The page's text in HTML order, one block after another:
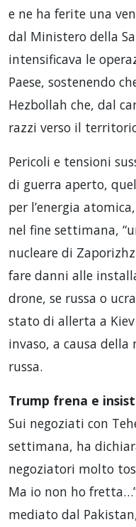
e ne ha ferite una
dal Ministero della
intensificava le
Paese, sostenendo
Hezbollah che, dal
razzi verso il
Pericoli e tensioni
di guerra aperto,
per l’energia
nel fine settimana,
nucleare di
fare danni alle
drone, se russa o
stato di allerta a
invaso, a causa
russa.
Trump frena e
Sui negoziati con
settimana, ha
negoziatori molto
Ma io non ho
mediato dal